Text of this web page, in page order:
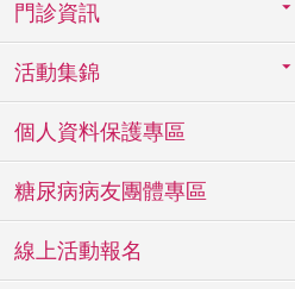
門診資訊
活動集錦
個人資料保護專區
糖尿病病友團體專區
線上活動報名